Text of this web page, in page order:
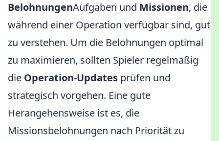
BelohnungenAufgaben und Missionen, die
während einer Operation verfügbar sind, gut
zu verstehen. Um die Belohnungen optimal
zu maximieren, sollten Spieler regelmäßig
die Operation-Updates prüfen und
strategisch vorgehen. Eine gute
Herangehensweise ist es, die
Missionsbelohnungen nach Priorität zu